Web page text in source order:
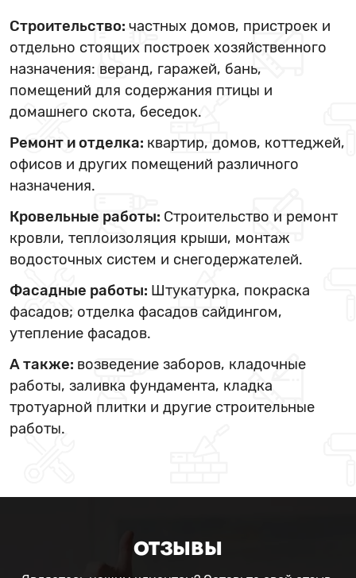
Строительство: частных домов, пристроек и
отдельно стоящих построек хозяйственного
назначения: веранд, гаражей, бань,
помещений для содержания птицы и
домашнего скота, беседок.
Ремонт и отделка: квартир, домов, коттеджей,
офисов и других помещений различного
назначения.
Кровельные работы: Строительство и ремонт
кровли, теплоизоляция крыши, монтаж
водосточных систем и снегодержателей.
Фасадные работы: Штукатурка, покраска
фасадов; отделка фасадов сайдингом,
утепление фасадов.
А также: возведение заборов, кладочные
работы, заливка фундамента, кладка
тротуарной плитки и другие строительные
работы.
ОТЗЫВЫ